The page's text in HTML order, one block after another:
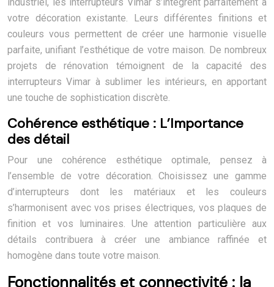
votre décoration existante. Leurs différentes finitions et
couleurs vous permettent de créer une harmonie visuelle
parfaite, unifiant l’esthétique de votre maison. De nombreux
projets de rénovation témoignent de la capacité des
interrupteurs Vimar à sublimer les intérieurs, en apportant
une touche de sophistication discrète.
Cohérence esthétique : L’Importance
des détail
Pour une cohérence esthétique optimale, pensez à
l’ensemble de votre décoration. Choisissez une gamme
d’interrupteurs dont les matériaux et les couleurs
s’harmonisent avec vos prises électriques, vos plaques de
finition et vos luminaires. Une attention particulière aux
détails contribuera à créer une ambiance raffinée et
homogène dans toute votre maison.
Fonctionnalités et connectivité : la